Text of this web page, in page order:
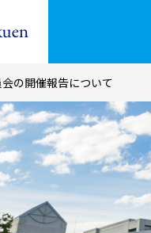
の開催報告について